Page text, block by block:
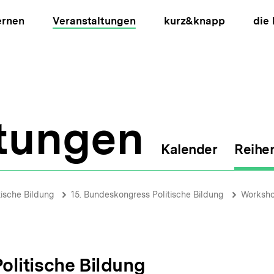
Veranstaltungen kurz&knapp die
Kalender
Bildung 15. Bundeskongress Politische Bildung
Bildung